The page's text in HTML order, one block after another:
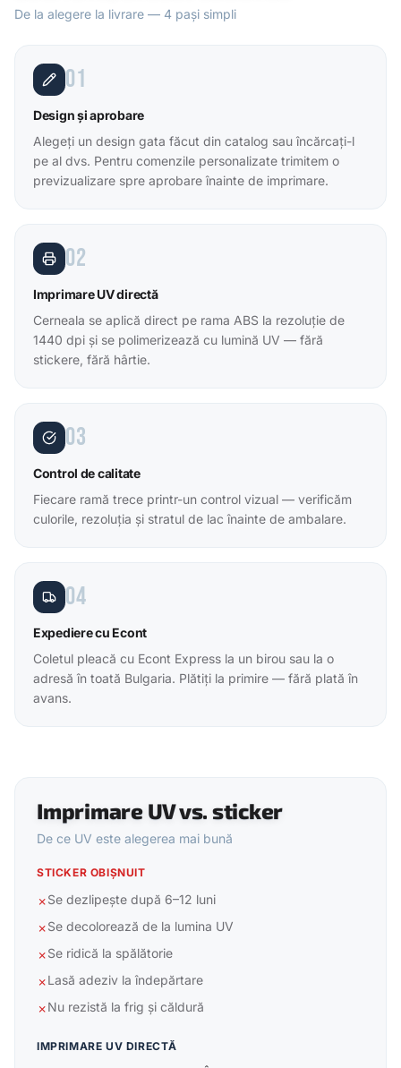
De la alegere la livrare — 4 pași simpli
01
Design și aprobare
Alegeți un design gata făcut din catalog sau încărcați-l
pe al dvs. Pentru comenzile personalizate trimitem o
previzualizare spre aprobare înainte de imprimare.
02
Imprimare UV directă
Cerneala se aplică direct pe rama ABS la rezoluție de
1440 dpi și se polimerizează cu lumină UV — fără
stickere, fără hârtie.
03
Control de calitate
Fiecare ramă trece printr-un control vizual — verificăm
culorile, rezoluția și stratul de lac înainte de ambalare.
04
Expediere cu Econt
Coletul pleacă cu Econt Express la un birou sau la o
adresă în toată Bulgaria. Plătiți la primire — fără plată în
avans.
Imprimare UV vs. sticker
De ce UV este alegerea mai bună
STICKER OBIȘNUIT
✗Se dezlipește după 6–12 luni
✗Se decolorează de la lumina UV
✗Se ridică la spălătorie
✗Lasă adeziv la îndepărtare
✗Nu rezistă la frig și căldură
IMPRIMARE UV DIRECTĂ